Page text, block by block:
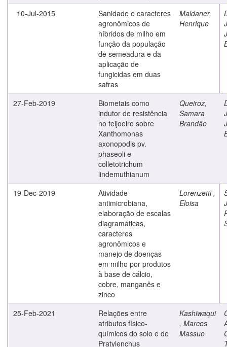
10-Jul-2015
Sanidade e caracteres
agronômicos de
híbridos de milho em
função da população
de semeadura e da
aplicação de
fungicidas em duas
safras
Maldaner,
Henrique
27-Feb-2019
Biometais como
indutor de resistência
no feijoeiro sobre
Xanthomonas
axonopodis pv.
phaseoli e
colletotrichum
lindemuthianum
Queiroz,
Samara
Brandão
19-Dec-2019
Atividade
antimicrobiana,
elaboração de escalas
diagramáticas,
caracteres
agronômicos e
manejo de doenças
em milho por produtos
à base de cálcio,
cobre, manganês e
zinco
Lorenzetti ,
Eloisa
25-Feb-2021
Relações entre
atributos físico-
químicos do solo e de
Pratylenchus
Kashiwaqui
, Marcos
Massuo